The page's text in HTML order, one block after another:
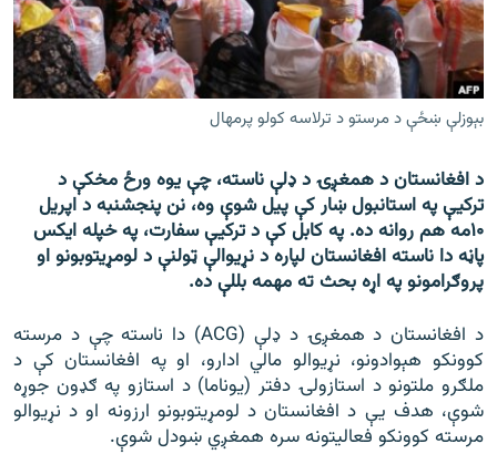
اړیکه
دري پاڼه
Azadi English
راسره ملګري شئ
د ازادې اروپا/ ازادي راډيو ټولې پاڼې
بېوزلې ښځې د مرستو د ترلاسه کولو پرمهال
د افغانستان د همغږۍ د ډلې ناسته، چې یوه ورځ مخکې د
ترکيې په استانبول ښار کې پیل شوې وه، نن پنجشنبه د اپریل
۱۰مه هم روانه ده. په کابل کې د ترکيې سفارت، په خپله ایکس
پاڼه دا ناسته افغانستان لپاره د نړیوالې ټولنې د لومړیتوبونو او
پروګرامونو په اړه بحث ته مهمه بللې ده.
د افغانستان د همغږۍ د ډلې (ACG) دا ناسته چې د مرسته
کوونکو هېوادونو، نړیوالو مالي ادارو، او په افغانستان کې د
ملګرو ملتونو د استازولۍ دفتر (یوناما) د استازو په ګډون جوړه
شوې، هدف یې د افغانستان د لومړیتوبونو ارزونه او د نړیوالو
مرسته کوونکو فعالیتونه سره همغږي ښودل شوې.